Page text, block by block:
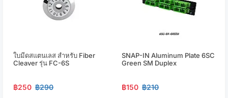
ใบมีดสแตนเลส สำหรับ Fiber
Cleaver รุ่น FC-6S
฿250 ฿290
SNAP-IN Aluminum Plate 6SC
Green SM Duplex
฿150 ฿210